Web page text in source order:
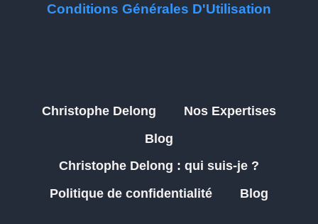
Conditions Générales D'Utilisation
Christophe Delong
Nos Expertises
Blog
Christophe Delong : qui suis-je ?
Politique de confidentialité
Blog